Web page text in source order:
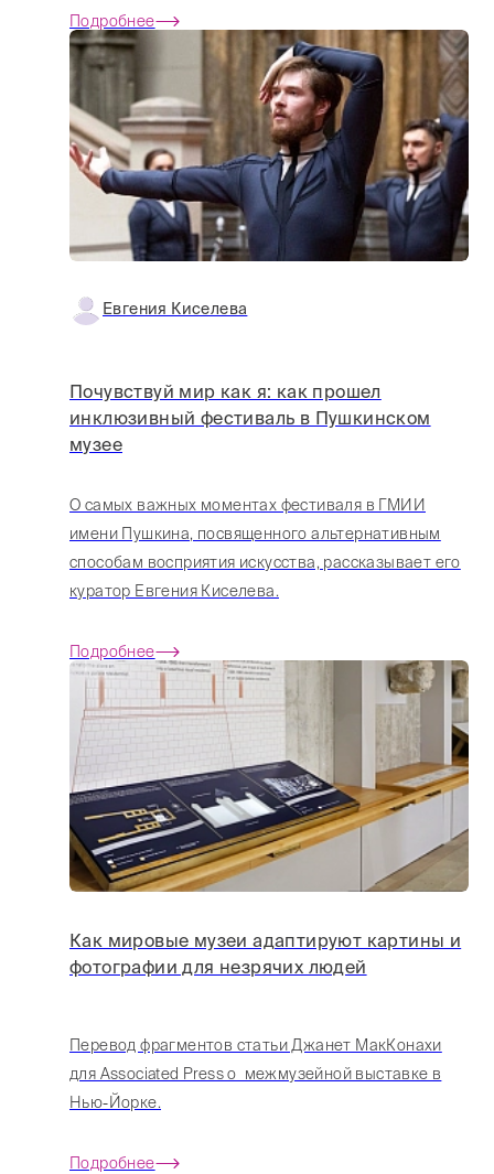
Подробнее
Евгения Киселева
Почувствуй мир как я: как прошел
инклюзивный фестиваль в Пушкинском
музее
О самых важных моментах фестиваля в ГМИИ
имени Пушкина, посвященного альтернативным
способам восприятия искусства, рассказывает его
куратор Евгения Киселева.
Подробнее
Как мировые музеи адаптируют картины и
фотографии для незрячих людей
Перевод фрагментов статьи Джанет МакКонахи
для Associated Press о межмузейной выставке в
Нью-Йорке.
Подробнее